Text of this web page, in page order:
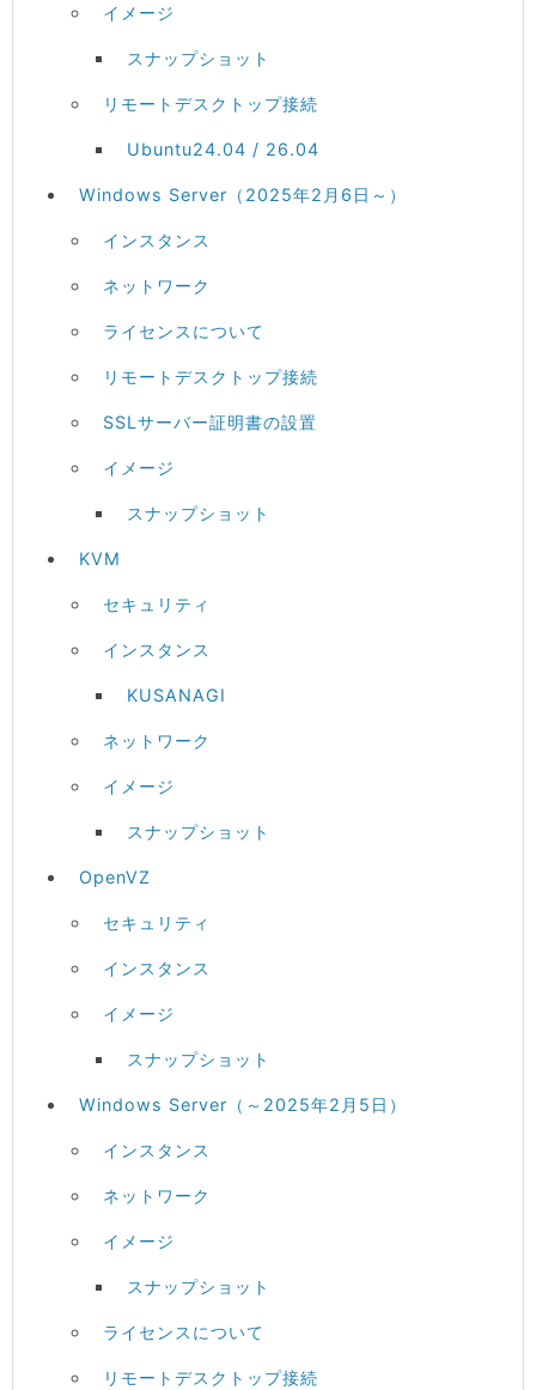
イメージ
スナップショット
リモートデスクトップ接続
Ubuntu24.04 / 26.04
Windows Server（2025年2月6日～）
インスタンス
ネットワーク
ライセンスについて
リモートデスクトップ接続
SSLサーバー証明書の設置
イメージ
スナップショット
KVM
セキュリティ
インスタンス
KUSANAGI
ネットワーク
イメージ
スナップショット
OpenVZ
セキュリティ
インスタンス
イメージ
スナップショット
Windows Server（～2025年2月5日）
インスタンス
ネットワーク
イメージ
スナップショット
ライセンスについて
リモートデスクトップ接続